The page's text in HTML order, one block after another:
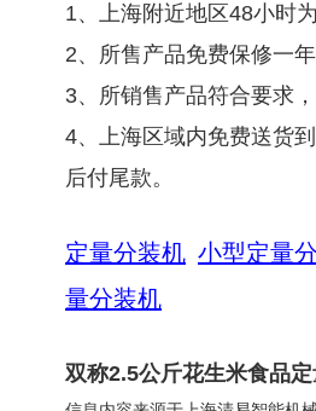
1、上海附近地区48小时为
2、所售产品免费保修一年
3、所销售产品符合要求
4、上海区域内免费送货
后付尾款。
定量分装机 小型定量
量分装机
双称2.5公斤花生米食品